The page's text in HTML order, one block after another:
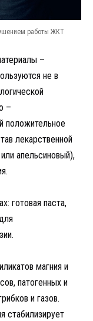
работы ЖКТ
–
не в
–
положительное
лекарственной
апельсиновый),
готовая паста,
магния и
патогенных и
и газов.
стабилизирует